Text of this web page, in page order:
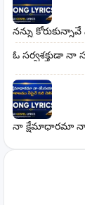
నన్ను
ఓ సర్వశక్తుడా నా
నా క్షేమాధారమా నా